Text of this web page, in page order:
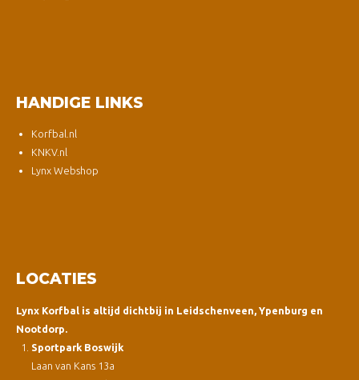
HANDIGE LINKS
Korfbal.nl
KNKV.nl
Lynx Webshop
LOCATIES
Lynx Korfbal is altijd dichtbij in Leidschenveen, Ypenburg en
Nootdorp.
Sportpark Boswijk
Laan van Kans 13a